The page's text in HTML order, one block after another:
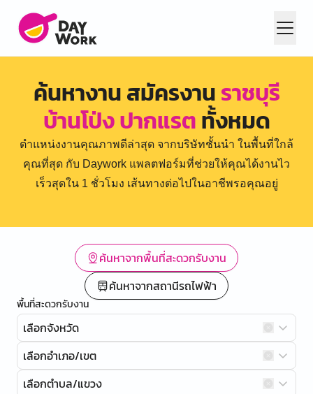
ค้นหางาน สมัครงานราชบุรี
บ้านโป่ง ปากแรตทั้งหมด
ตำแหน่งงานคุณภาพดีล่าสุด จากบริษัทชั้นนำ ในพื้นที่ใกล้
คุณที่สุด กับ Daywork แพลตฟอร์มที่ช่วยให้คุณได้งานไว
เร็วสุดใน 1 ชั่วโมง เส้นทางต่อไปในอาชีพรอคุณอยู่
ค้นหาจากพื้นที่สะดวกรับงาน
ค้นหาจากสถานีรถไฟฟ้า
พื้นที่สะดวกรับงาน
เลือกจังหวัด
เลือกอำเภอ/เขต
เลือกตำบล/แขวง